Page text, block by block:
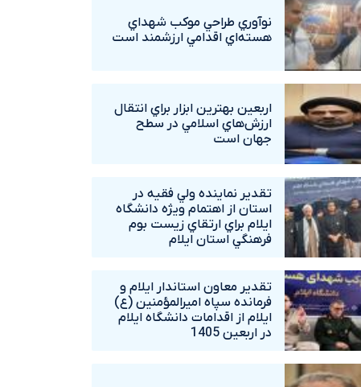
نوآوري طراحي موکب شهداي
هسته‌اي اقدامي ارزشمند است
اربعين بهترين ابزار براي انتقال
ارزش‌هاي اسلامي در سطح
جهان است
تقدير نماينده ولي فقيه در
استان از اهتمام ويژه دانشگاه‌
ايلام براي ارتقاي زيست بوم
فرهنگي استان ايلام
تقدير معاون استاندار ايلام و
فرمانده سپاه اميرالمؤمنين (ع)
ايلام از اقدامات دانشگاه ايلام
در اربعين 1405